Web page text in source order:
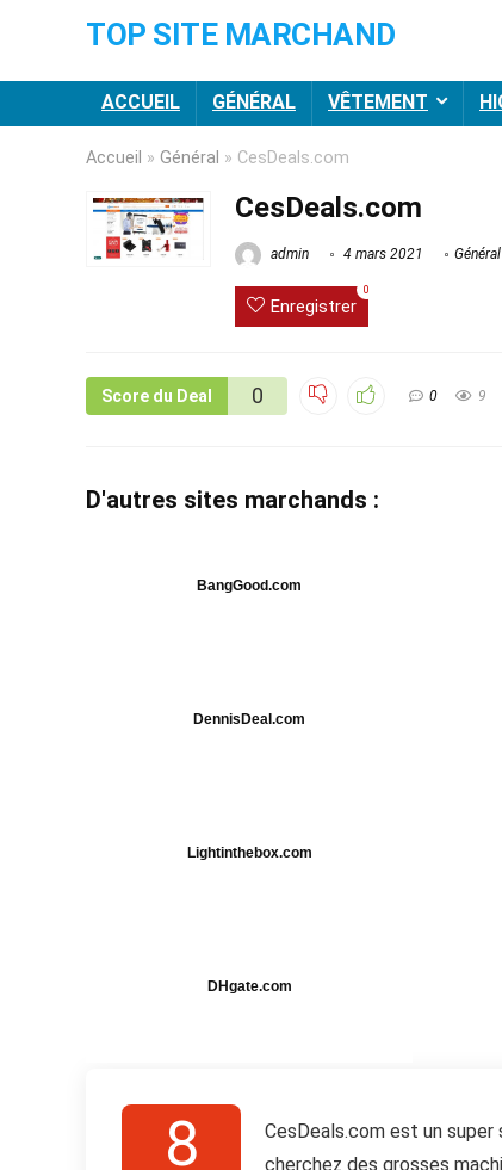
TOP SITE MARCHAND
ACCUEIL GÉNÉRAL VÊTEMENT
Accueil » Général » CesDeals.com
CesDeals.com
admin 4 mars 2021 Général
Enregistrer
0
Score du Deal 0 0 9
D'autres sites marchands :
BangGood.com
DennisDeal.com
Lightinthebox.com
DHgate.com
8
CesDeals.com est un
cherchez des grosses